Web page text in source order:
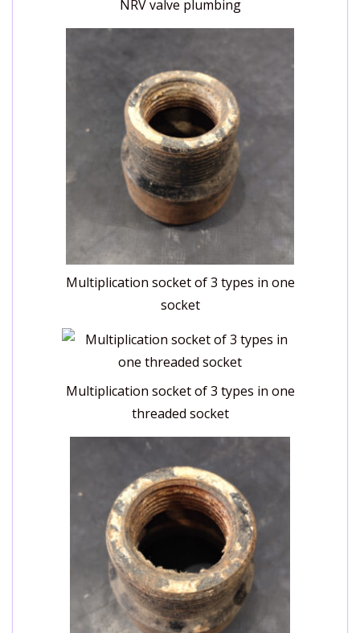
NRV valve plumbing
Multiplication socket of 3 types in one
socket
Multiplication socket of 3 types in one
threaded socket